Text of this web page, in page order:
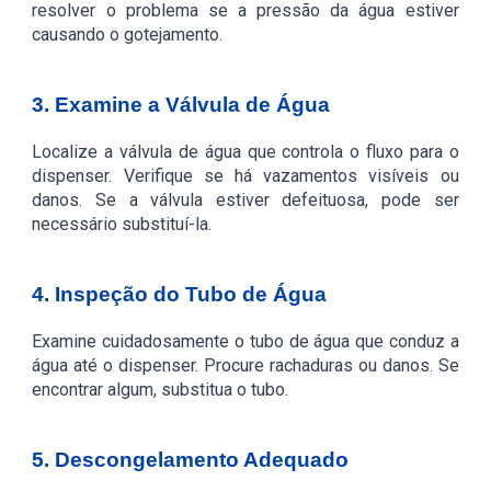
resolver o problema se a pressão da água estiver
causando o gotejamento.
3. Examine a Válvula de Água
Localize a válvula de água que controla o fluxo para o
dispenser. Verifique se há vazamentos visíveis ou
danos. Se a válvula estiver defeituosa, pode ser
necessário substituí-la.
4. Inspeção do Tubo de Água
Examine cuidadosamente o tubo de água que conduz a
água até o dispenser. Procure rachaduras ou danos. Se
encontrar algum, substitua o tubo.
5. Descongelamento Adequado